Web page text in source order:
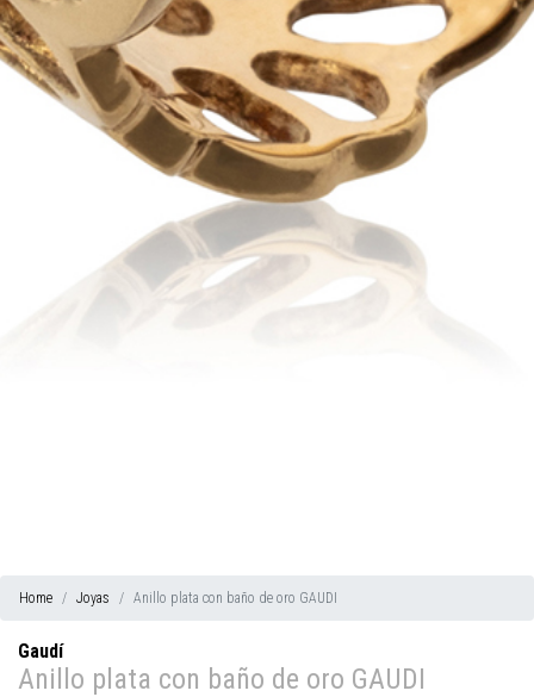
Home Joyas Anillo plata con baño de oro GAUDI
Gaudí
Anillo plata con baño de oro GAUDI